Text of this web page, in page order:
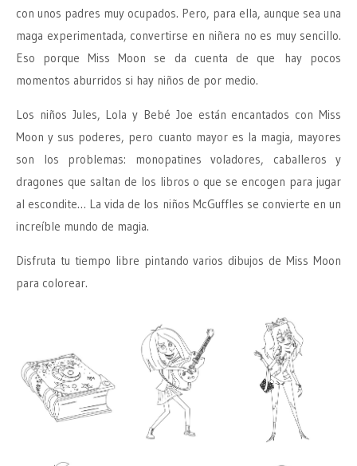
con unos padres muy ocupados. Pero, para ella, aunque sea una
maga experimentada, convertirse en niñera no es muy sencillo.
Eso porque Miss Moon se da cuenta de que hay pocos
momentos aburridos si hay niños de por medio.
Los niños Jules, Lola y Bebé Joe están encantados con Miss
Moon y sus poderes, pero cuanto mayor es la magia, mayores
son los problemas: monopatines voladores, caballeros y
dragones que saltan de los libros o que se encogen para jugar
al escondite… La vida de los niños McGuffles se convierte en un
increíble mundo de magia.
Disfruta tu tiempo libre pintando varios dibujos de Miss Moon
para colorear.